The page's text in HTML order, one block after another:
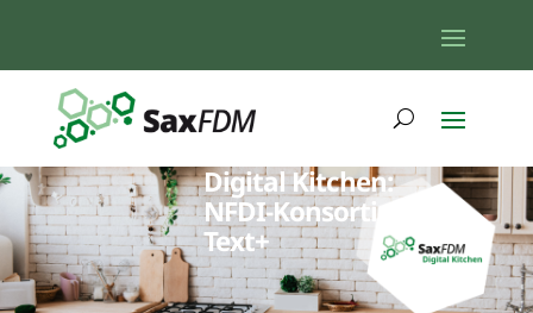
Digital Kitchen:
NFDI-Konsortium
Text+